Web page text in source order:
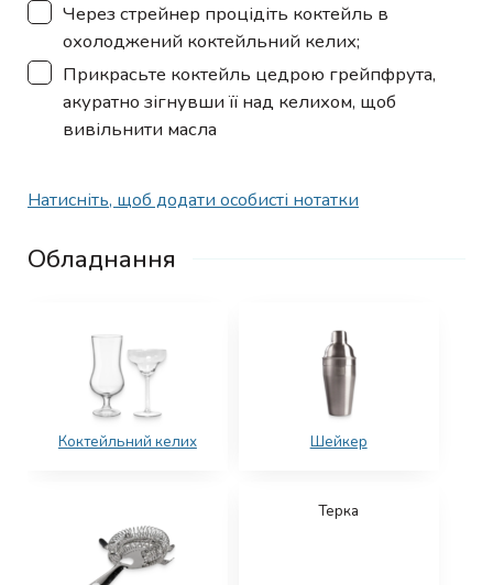
▢
Через стрейнер процідіть коктейль в
охолоджений коктейльний келих;
▢
Прикрасьте коктейль цедрою грейпфрута,
акуратно зігнувши її над келихом, щоб
вивільнити масла
Натисніть, щоб додати особисті нотатки
Обладнання
Коктейльний келих Шейкер
Терка